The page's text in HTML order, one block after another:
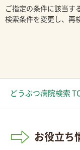
ご指定の条件に該当す
検索条件を変更し、再
どうぶつ病院検索
お役立ち